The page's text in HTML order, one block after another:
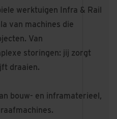
werktuigen Infra & Rail
van machines die
Van
storingen: jij zorgt
draaien.
bouw- en inframaterieel,